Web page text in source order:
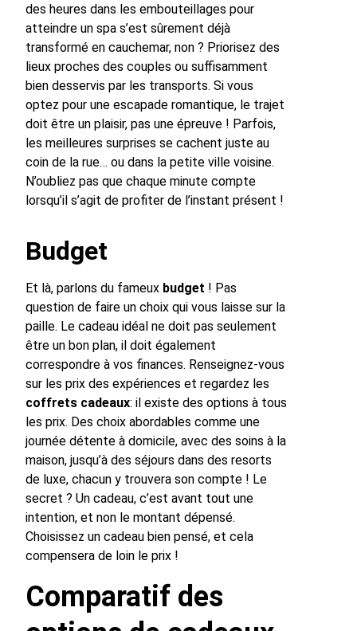
des heures dans les embouteillages pour
atteindre un spa s’est sûrement déjà
transformé en cauchemar, non ? Priorisez des
lieux proches des couples ou suffisamment
bien desservis par les transports. Si vous
optez pour une escapade romantique, le trajet
doit être un plaisir, pas une épreuve ! Parfois,
les meilleures surprises se cachent juste au
coin de la rue… ou dans la petite ville voisine.
N’oubliez pas que chaque minute compte
lorsqu’il s’agit de profiter de l’instant présent !
Budget
Et là, parlons du fameux budget ! Pas
question de faire un choix qui vous laisse sur la
paille. Le cadeau idéal ne doit pas seulement
être un bon plan, il doit également
correspondre à vos finances. Renseignez-vous
sur les prix des expériences et regardez les
coffrets cadeaux: il existe des options à tous
les prix. Des choix abordables comme une
journée détente à domicile, avec des soins à la
maison, jusqu’à des séjours dans des resorts
de luxe, chacun y trouvera son compte ! Le
secret ? Un cadeau, c’est avant tout une
intention, et non le montant dépensé.
Choisissez un cadeau bien pensé, et cela
compensera de loin le prix !
Comparatif des